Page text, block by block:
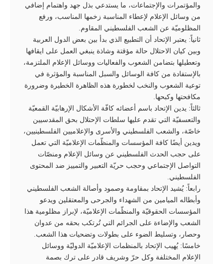
والمؤتمرات والإجتماعات، ما يستدعي بذل جهد واهتمام إضافي
من وسائل الإعلام لإعطاء المناسبة زخمها المناسب، ورفع
المظلوميّة عن الشعب الفلسطيني المقاوم.
ثانياً: يعتبر الإتحاد أن التطبيع الذي بدأ بين بعض الدول العربية
وبين كيان الاحتلال حالة مؤقتة وشاذة ينبغي العمل على ايقافها
وتعطيلها بتضامن الشعوب والفعاليات ووسائل الإعلام الملتزمة،
بالإستفادة من كافة الوسائل والسبل المناسبة والمؤثرة في
توعية الشعوب والنخب لخطورة هذه الظاهرة الخطيرة وضرورة
مكافحتها وكبحها.
ثالثاً: يدين الإتحاد باسم أعضائه كافّة الأشكال الإرهابيّة القمعيّة
والتعسفيّة التي تقدم عليها سلطات الإحتلال بحق المقدسيين
خاصّة، والشعب الفلسطيني والأسرى والإعلاميين الفلسطينيين،
ويدين أيضًا كافة المؤسسات والمنظّمات الإعلاميّة التي تعمل
على حجب الحدث الفلسطيني عن وسائل الإعلام ومنصّات
التواصل الإجتماعي وحجب حريّة التعبير والتمييز ضد المحتوى
الفلسطيني.
رابعاً: يُشيد الإتحاد بمقاومة وصمود وأصالة الشعب الفلسطيني
وأبطاله الميامين من الشهداء والجرحى والمعتقلين ويدعو
المؤسسات الحقوقيّة والمنظّمات الإعلاميّة، لإبراز مظلومية هذا
الشعب والإضاءة على الجرائم التي تُرتكب بحقه من عدوان
وحصار، وتسليط الضوء على بطولات وتضحيات هذا الشعب.
خامسًا: يُهيب الإتحاد بالمنظمات الإعلاميّة الدوليّة ووسائل
الإعلام المختلفة وكل حرّ وشريف قادر على ترك بصمة